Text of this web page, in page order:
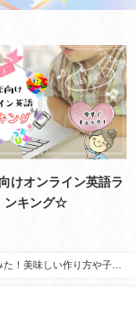
けオンライン英語ラ
ンキング☆
！美味しい作り方や子ど